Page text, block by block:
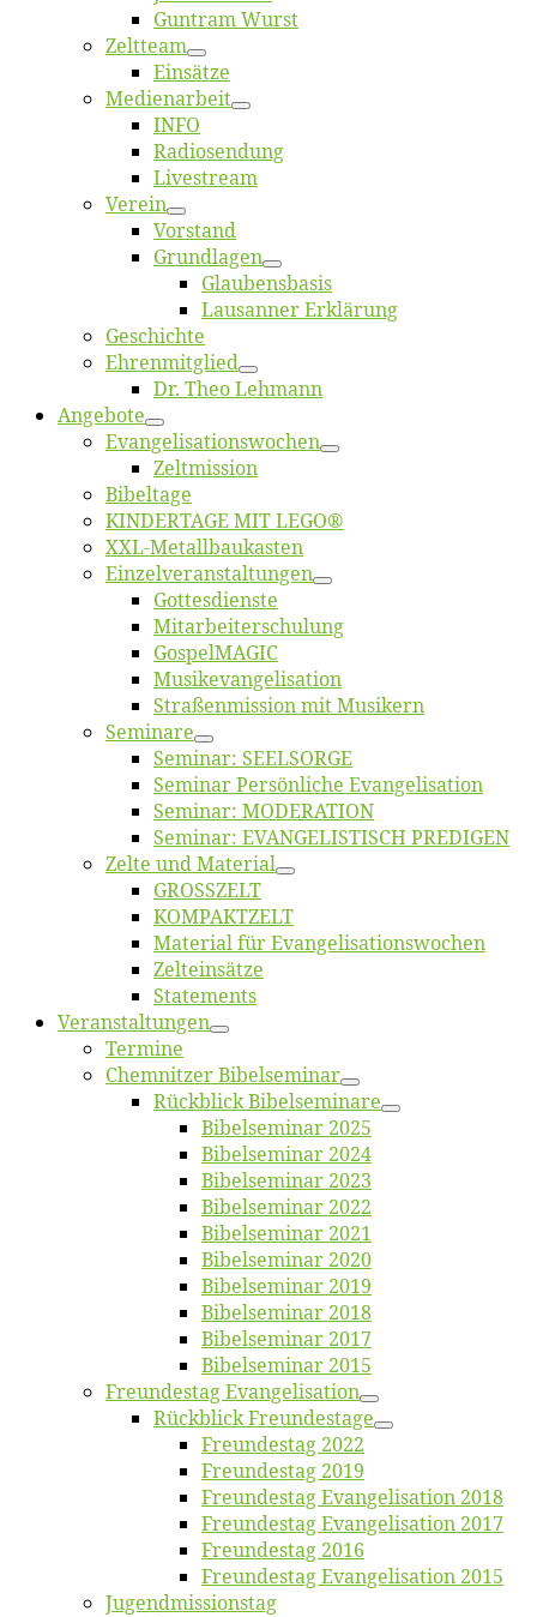
Gun­tram Wurst
Zelt­team
Ein­sät­ze
Me­di­en­ar­beit
INFO
Ra­dio­sen­dung
Live­stream
Ver­ein
Vor­stand
Grund­la­gen
Glaubens­ba­sis
Lausan­ner Erklärung
Ge­schich­te
Eh­ren­mit­glied
Dr. Theo Lehmann
An­ge­bo­te
Evangelisa­tions­wo­chen
Zelt­mis­si­on
Bi­bel­ta­ge
KINDERTAGE MIT LEGO®
XXL-Me­­tal­l­­bau­­kas­­ten
Einzelver­an­stal­tungen
Got­tes­diens­te
Mitarbeiter­schulung
Gos­pel­MA­GIC
Musikevan­ge­li­sa­tion
Straßenmis­sion mit Musikern
Se­mi­na­re
Se­mi­nar: SEELSORGE
Se­mi­nar Per­sön­li­che Evangelisation
Se­mi­nar: MODERATION
Se­mi­nar: EVANGELISTISCH PREDIGEN
Zel­te und Material
GROSSZELT
KOMPAKTZELT
Ma­te­ri­al für Evangelisationswochen
Zelt­ein­sät­ze
State­ments
Ver­an­stal­tun­gen
Ter­mi­ne
Chemnit­zer Bibelseminar
Rück­blick Bibelseminare
Bi­bel­se­mi­nar 2025
Bi­bel­se­mi­nar 2024
Bi­bel­se­mi­nar 2023
Bi­bel­se­mi­nar 2022
Bi­bel­se­mi­nar 2021
Bi­bel­se­mi­nar 2020
Bi­bel­se­mi­nar 2019
Bi­bel­se­mi­nar 2018
Bibelsemi­nar 2017
Bibelsemi­nar 2015
Freun­des­tag Evangelisation
Rück­blick Freundestage
Freun­des­tag 2022
Freun­des­tag 2019
Freun­des­tag Evan­ge­li­sa­ti­on 2018
Freun­des­tag Evan­ge­li­sa­ti­on 2017
Freun­des­tag 2016
Freun­des­tag Evan­ge­li­sa­ti­on 2015
Jugend­mis­sions­tag